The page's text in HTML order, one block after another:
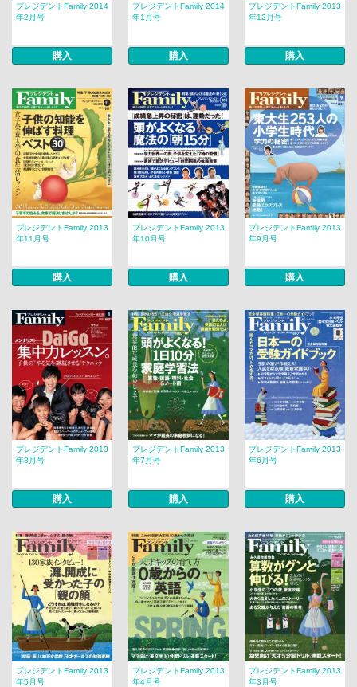
プレジデントFamily 2014
年2月号
購入
プレジデントFamily 2014
年1月号
購入
プレジデントFamily 2013
年12月号
購入
プレジデントFamily 2013
年11月号
購入
プレジデントFamily 2013
年10月号
購入
プレジデントFamily 2013
年9月号
購入
プレジデントFamily 2013
年8月号
購入
プレジデントFamily 2013
年7月号
購入
プレジデントFamily 2013
年6月号
購入
プレジデントFamily 2013
年5月号
プレジデントFamily 2013
年4月号
プレジデントFamily 2013
年3月号